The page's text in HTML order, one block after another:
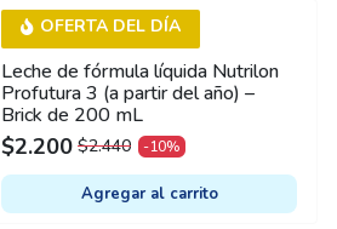
Leche de fórmula líquida Nutrilon
Profutura 3 (a partir del año) –
Brick de 200 mL
OFERTA DEL DÍA
$2.440
ORIGINAL
PRICE
WAS:
$2.200
CURRENT
PRICE
IS:
-10%
Agregar al carrito